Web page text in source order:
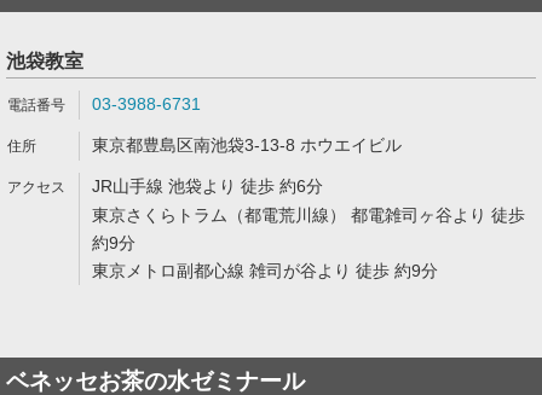
池袋教室
03-3988-6731
東京都豊島区南池袋3-13-8 ホウエイビル
JR山手線 池袋より 徒歩 約6分
東京さくらトラム（都電荒川線） 都電雑司ヶ谷より 徒歩
約9分
東京メトロ副都心線 雑司が谷より 徒歩 約9分
ベネッセお茶の水ゼミナール